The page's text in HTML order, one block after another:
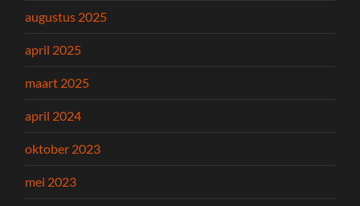
augustus 2025
april 2025
maart 2025
april 2024
oktober 2023
mei 2023